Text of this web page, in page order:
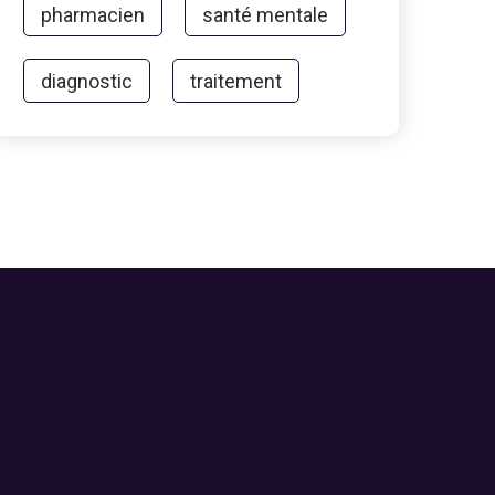
pharmacien santé mentale
diagnostic traitement